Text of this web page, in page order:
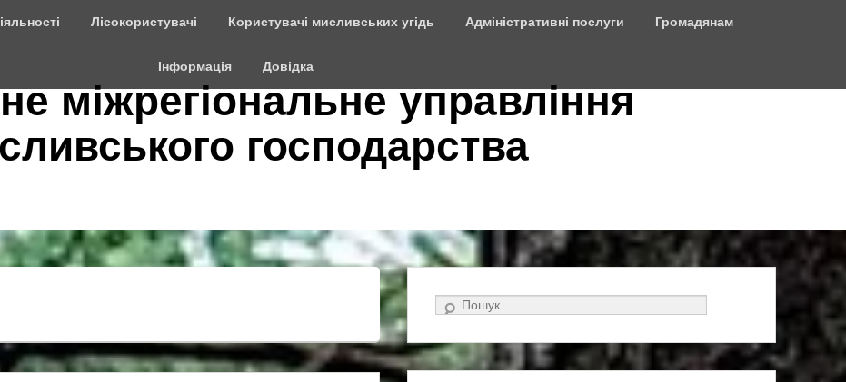
Лісокористувачі Користувачі мисливських угідь Адміністративні послуги Громадянам
Інформація Довідка
міжрегіональне управління
господарства
Search